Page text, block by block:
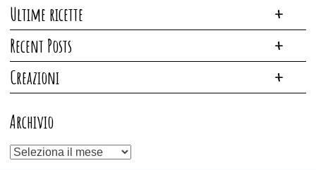
Ultime ricette
Recent Posts
Creazioni
Archivio
Archivio